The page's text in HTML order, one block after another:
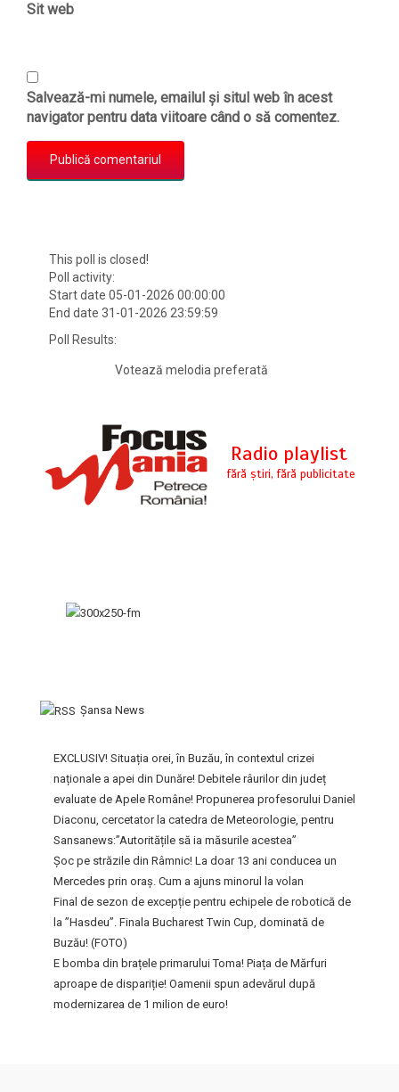
Sit web
Salvează-mi numele, emailul și situl web în acest
navigator pentru data viitoare când o să comentez.
This poll is closed!
Poll activity:
Start date 05-01-2026 00:00:00
End date 31-01-2026 23:59:59
Poll Results:
Votează melodia preferată
Şansa News
EXCLUSIV! Situația orei, în Buzău, în contextul crizei
naționale a apei din Dunăre! Debitele râurilor din județ
evaluate de Apele Române! Propunerea profesorului Daniel
Diaconu, cercetator la catedra de Meteorologie, pentru
Sansanews:”Autoritățile să ia măsurile acestea”
Șoc pe străzile din Râmnic! La doar 13 ani conducea un
Mercedes prin oraș. Cum a ajuns minorul la volan
Final de sezon de excepție pentru echipele de robotică de
la ”Hasdeu”. Finala Bucharest Twin Cup, dominată de
Buzău! (FOTO)
E bomba din brațele primarului Toma! Piața de Mărfuri
aproape de dispariție! Oamenii spun adevărul după
modernizarea de 1 milion de euro!